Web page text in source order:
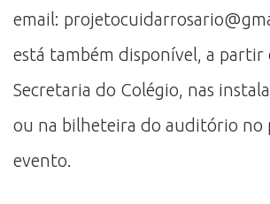
email:
está também disponível, a partir
Secretaria do Colégio, nas
ou na bilheteira do auditório no
evento.